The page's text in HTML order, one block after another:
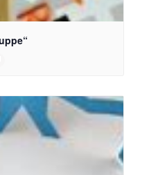
Meinersmann